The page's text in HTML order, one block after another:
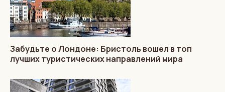
Забудьте о Лондоне: Бристоль вошел в топ
лучших туристических направлений мира